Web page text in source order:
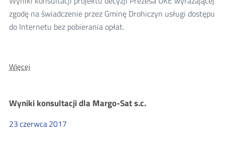
zgodę na świadczenie przez Gminę Drohiczyn usługi dostępu
do Internetu bez pobierania opłat.
WięcejO:
Gminy
Wyniki konsultacji dla Margo-Sat s.c.
23czerwca2017